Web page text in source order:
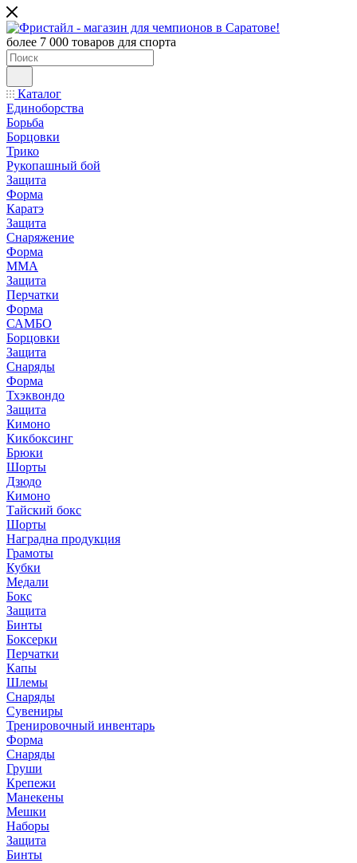
более 7 000 товаров для спорта
Каталог
Единоборства
Борьба
Борцовки
Трико
Рукопашный бой
Защита
Форма
Каратэ
Защита
Снаряжение
Форма
ММА
Защита
Перчатки
Форма
САМБО
Борцовки
Защита
Снаряды
Форма
Тхэквондо
Защита
Кимоно
Кикбоксинг
Брюки
Шорты
Дзюдо
Кимоно
Тайский бокс
Шорты
Наградна продукция
Грамоты
Кубки
Медали
Бокс
Защита
Бинты
Боксерки
Перчатки
Капы
Шлемы
Снаряды
Сувениры
Тренировочный инвентарь
Форма
Снаряды
Груши
Крепежи
Манекены
Мешки
Наборы
Защита
Бинты